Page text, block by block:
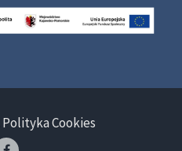
Polityka Cookies